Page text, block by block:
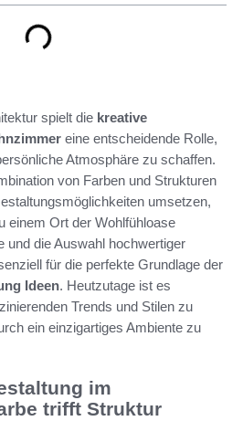
spielt die kreative
eine entscheidende Rolle,
Atmosphäre zu schaffen.
von Farben und Strukturen
umsetzen,
einem Ort der Wohlfühloase
und die Auswahl hochwertiger
für die perfekte Grundlage der
Ideen. Heutzutage ist es
Trends und Stilen zu
ein einzigartiges Ambiente zu
im
trifft Struktur